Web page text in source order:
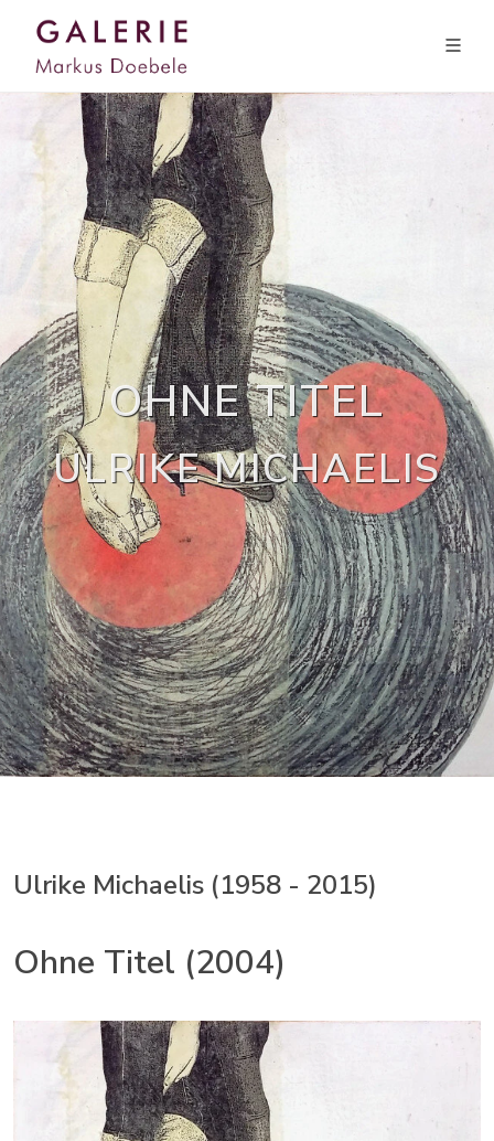
OHNE TITEL
ULRIKE MICHAELIS
Ulrike Michaelis (1958 - 2015)
Ohne Titel (2004)